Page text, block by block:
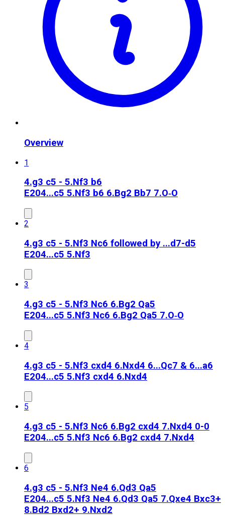
Overview
1
4.g3 c5 - 5.Nf3 b6
E204...c5 5.Nf3 b6 6.Bg2 Bb7 7.O‑O
2
4.g3 c5 - 5.Nf3 Nc6 followed by ...d7-d5
E204...c5 5.Nf3
3
4.g3 c5 - 5.Nf3 Nc6 6.Bg2 Qa5
E204...c5 5.Nf3 Nc6 6.Bg2 Qa5 7.O‑O
4
4.g3 c5 - 5.Nf3 cxd4 6.Nxd4 6...Qc7 & 6...a6
E204...c5 5.Nf3 cxd4 6.Nxd4
5
4.g3 c5 - 5.Nf3 Nc6 6.Bg2 cxd4 7.Nxd4 0-0
E204...c5 5.Nf3 Nc6 6.Bg2 cxd4 7.Nxd4
6
4.g3 c5 - 5.Nf3 Ne4 6.Qd3 Qa5
E204...c5 5.Nf3 Ne4 6.Qd3 Qa5 7.Qxe4 Bxc3+
8.Bd2 Bxd2+ 9.Nxd2